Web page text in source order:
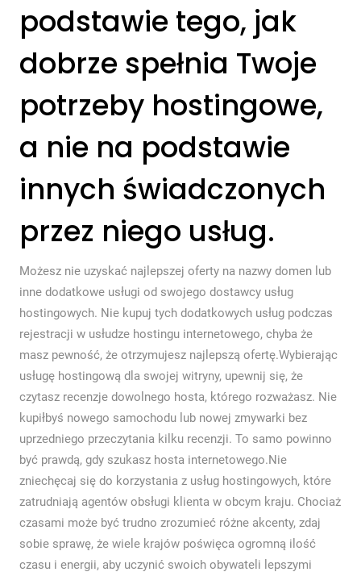
podstawie tego, jak
dobrze spełnia Twoje
potrzeby hostingowe,
a nie na podstawie
innych świadczonych
przez niego usług.
Możesz nie uzyskać najlepszej oferty na nazwy domen lub
inne dodatkowe usługi od swojego dostawcy usług
hostingowych. Nie kupuj tych dodatkowych usług podczas
rejestracji w usłudze hostingu internetowego, chyba że
masz pewność, że otrzymujesz najlepszą ofertę.Wybierając
usługę hostingową dla swojej witryny, upewnij się, że
czytasz recenzje dowolnego hosta, którego rozważasz. Nie
kupiłbyś nowego samochodu lub nowej zmywarki bez
uprzedniego przeczytania kilku recenzji. To samo powinno
być prawdą, gdy szukasz hosta internetowego.Nie
zniechęcaj się do korzystania z usług hostingowych, które
zatrudniają agentów obsługi klienta w obcym kraju. Chociaż
czasami może być trudno zrozumieć różne akcenty, zdaj
sobie sprawę, że wiele krajów poświęca ogromną ilość
czasu i energii, aby uczynić swoich obywateli lepszymi